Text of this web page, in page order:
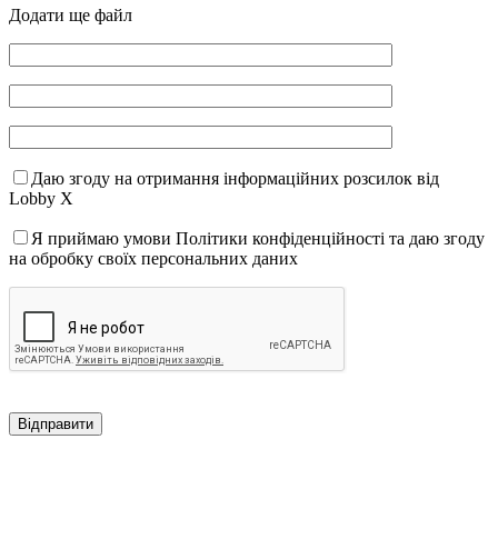
Додати ще файл
Даю згоду на отримання інформаційних розсилок від
Lobby X
Я приймаю умови Політики конфіденційності та даю згоду
на обробку своїх персональних даних